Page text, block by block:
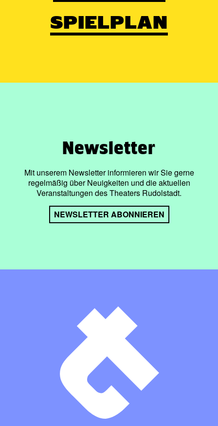
SPIELPLAN
Newsletter
Mit unserem Newsletter informieren wir Sie gerne
regelmäßig über Neuigkeiten und die aktuellen
Veranstaltungen des Theaters Rudolstadt.
NEWSLETTER ABONNIEREN